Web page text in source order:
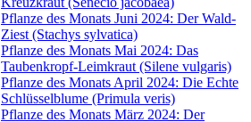
Pflanze des Monats Juni 2024: Der Wald-
Ziest (Stachys sylvatica)
Pflanze des Monats Mai 2024: Das
Taubenkropf-Leimkraut (Silene vulgaris)
Pflanze des Monats April 2024: Die Echte
Schlüsselblume (Primula veris)
Pflanze des Monats März 2024: Der